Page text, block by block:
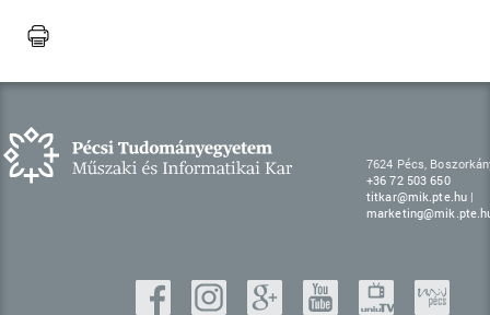
7624 Pécs,
+36 72 503 650
titkar@mik.pte.hu |